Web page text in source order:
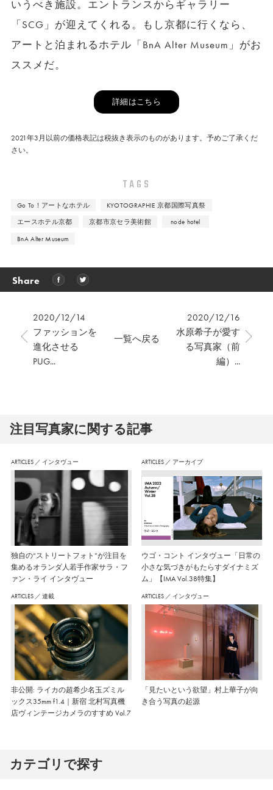
いうべき施設。エントランスからギャラリー
「SCG」が迎えてくれる。もし京都に行くなら、
アートと泊まれるホテル「BnA Alter Museum」がお
ススメだ。
詳細はこちら
2021年3月以前の価格表記は税抜き表示のものがあります。予めご了承くだ
さい。
TAGS
Go To！アートなホテル
KYOTOGRAPHIE 京都国際写真祭
エースホテル京都
京都市京セラ美術館
node hotel
BnA Alter Museum
Share
2020/12/14
ファッションを
進化させる
PUG...
2020/12/16
水原希子が愛す
る写真家（前
編）...
一覧へ戻る
注⽬写真家に関する記事
ARTICLES ／ インタヴュー
独自の“ストリートフォト”が注目を
集めるオランダ人若手作家サラ・フ
ァン・ライ インタヴュー
ARTICLES ／ アーカイブ
ウゴ・コント インタヴュー「日常の
小さな気づきがもたらすダイナミズ
ム」【IMA Vol.38特集】
ARTICLES ／ 連載
非公開: ライカの超希少名玉ズミル
ックス35mm f1.4｜新宿 北村写真機
店ヴィンテージカメラのすすめ Vol.7
ARTICLES ／ インタヴュー
「見たいという欲望」村上華子が向
き合う写真の起源
カテゴリで探す